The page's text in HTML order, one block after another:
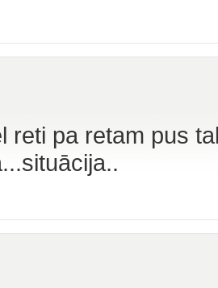
reti pa retam pus